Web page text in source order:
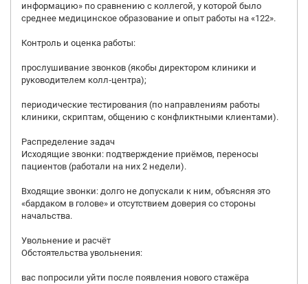
информацию» по сравнению с коллегой, у которой было
среднее медицинское образование и опыт работы на «122».
Контроль и оценка работы:
прослушивание звонков (якобы директором клиники и
руководителем колл‑центра);
периодические тестирования (по направлениям работы
клиники, скриптам, общению с конфликтными клиентами).
Распределение задач
Исходящие звонки: подтверждение приёмов, переносы
пациентов (работали на них 2 недели).
Входящие звонки: долго не допускали к ним, объясняя это
«бардаком в голове» и отсутствием доверия со стороны
начальства.
Увольнение и расчёт
Обстоятельства увольнения:
вас попросили уйти после появления нового стажёра